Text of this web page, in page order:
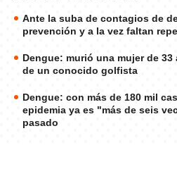
Ante la suba de contagios de
prevención y a la vez faltan
Dengue: murió una mujer de
de un conocido golfista
Dengue: con más de 180 mil
epidemia ya es "más de seis
pasado